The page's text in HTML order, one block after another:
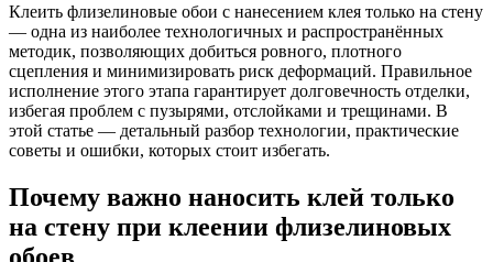
Клеить флизелиновые обои с нанесением клея только на стену
— одна из наиболее технологичных и распространённых
методик, позволяющих добиться ровного, плотного
сцепления и минимизировать риск деформаций. Правильное
исполнение этого этапа гарантирует долговечность отделки,
избегая проблем с пузырями, отслойками и трещинами. В
этой статье — детальный разбор технологии, практические
советы и ошибки, которых стоит избегать.
Почему важно наносить клей только
на стену при клеении флизелиновых
обоев